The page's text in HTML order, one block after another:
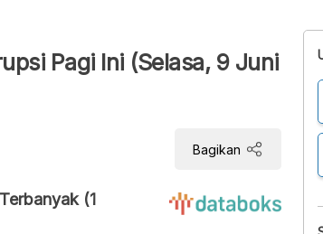
Pagi Ini (Selasa, 9 Juni
Bagikan
(1